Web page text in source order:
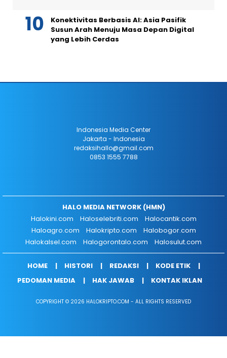
Konektivitas Berbasis AI: Asia Pasifik
Susun Arah Menuju Masa Depan Digital
yang Lebih Cerdas
Indonesia Media Center
Jakarta - Indonesia
redaksihallo@gmail.com
0853 1555 7788
HALO MEDIA NETWORK (HMN)
Halokini.com
Haloselebriti.com
Halocantik.com
Haloagro.com
Halokripto.com
Halobogor.com
Halokalsel.com
Halogorontalo.com Halosulut.com
HOME HISTORI REDAKSI
KODE ETIK
PEDOMAN MEDIA
HAK JAWAB KONTAK IKLAN
COPYRIGHT © 2026 HALOKRIPTO.COM - ALL RIGHTS RESERVED